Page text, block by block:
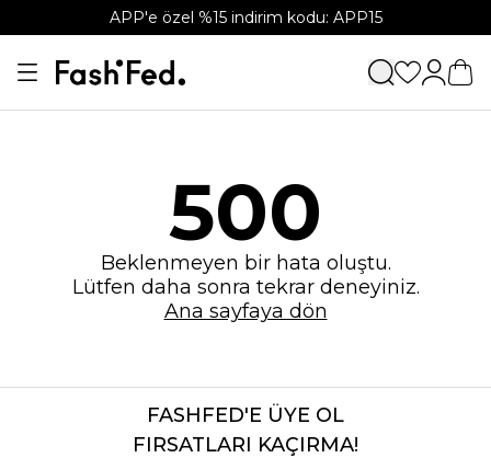
APP'e özel %15 indirim kodu: APP15
500
Beklenmeyen bir hata oluştu.
Lütfen daha sonra tekrar deneyiniz.
Ana sayfaya dön
FASHFED'E ÜYE OL
FIRSATLARI KAÇIRMA!